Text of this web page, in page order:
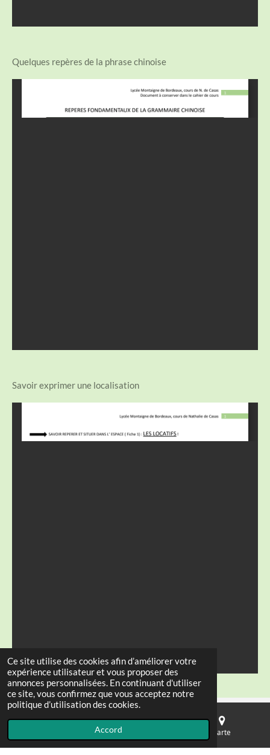
Ce site utilise des cookies afin d’améliorer votre
expérience utilisateur et vous proposer des
annonces personnalisées. En continuant d'utiliser
ce site, vous confirmez que vous acceptez notre
politique d’utilisation des cookies.
Accord
Quelques repères de la phrase chinoise
Savoir exprimer une localisation
© 2023 - 2026 malaoshi-bordeaux.fr
Téléphone Carte